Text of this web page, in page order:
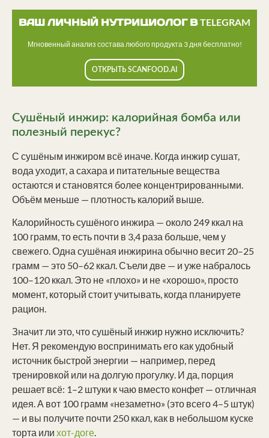
ВАШ ЛИЧНЫЙ НУТРИЦИОЛОГ В TELEGRAM
Мгновенный анализ состава любого продукта 3 дня бесплатно!
ОТКРЫТЬ SCANFOOD.AI
Сушёный инжир: калорийная бомба или
полезный перекус?
С сушёным инжиром всё иначе. Когда инжир сушат,
вода уходит, а сахара и питательные вещества
остаются и становятся более концентрированными.
Объём меньше — плотность калорий выше.
Калорийность сушёного инжира — около 249 ккал на
100 грамм, то есть почти в 3,4 раза больше, чем у
свежего. Одна сушёная инжирина обычно весит 20–25
грамм — это 50–62 ккал. Съели две — и уже набралось
100–120 ккал. Это не «плохо» и не «хорошо», просто
момент, который стоит учитывать, когда планируете
рацион.
Значит ли это, что сушёный инжир нужно исключить?
Нет. Я рекомендую воспринимать его как удобный
источник быстрой энергии — например, перед
тренировкой или на долгую прогулку. И да, порция
решает всё: 1–2 штуки к чаю вместо конфет — отличная
идея. А вот 100 грамм «незаметно» (это всего 4–5 штук)
— и вы получите почти 250 ккал, как в небольшом куске
торта или хот-доге.